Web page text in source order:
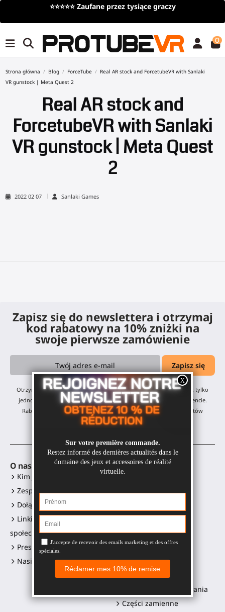
⭐⭐⭐⭐⭐ Zaufane przez tysiące graczy
0
Strona główna Blog ForceTube
Real AR stock and ForcetubeVR with Sanlaki
VR gunstock | Meta Quest 2
Real AR stock and
ForcetubeVR with Sanlaki
VR gunstock | Meta Quest
2
2022 02 07 Sanlaki Games
Zapisz się do newslettera i otrzymaj
kod rabatowy na 10% zniżki na
swoje pierwsze zamówienie
Otrzymasz nasze miesięczne aktualizacje i oferty — żadnego spamu, tylko
jedno emaila miesięcznie! Możesz zrezygnować w dowolnym momencie.
Rabat obejmuje wszystkie nasze produkty, z wyłączeniem produktów
przecenionych.
O nas
Kim jesteśmy?
Zespół
Dołącz do nas
Linki do mediów
społecznościowych
Press kit i loga
Nasi sprzedawcy
Akcesoria VR
Gunstock MagTube
Gunstock ForceTube
Gunstock Starter
ProStraps rękawy
ProTas joystick
SWINGiT Kij Golfowy
ProSaber ostrze
Kontrolery do mocowania
Części zamienne